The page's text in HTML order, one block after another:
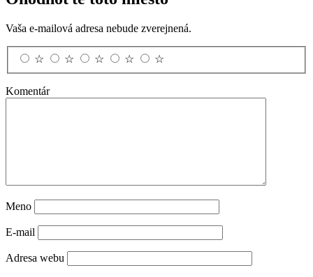
Vaša e-mailová adresa nebude zverejnená.
☆ ☆ ☆ ☆ ☆
Komentár
Meno
E-mail
Adresa webu